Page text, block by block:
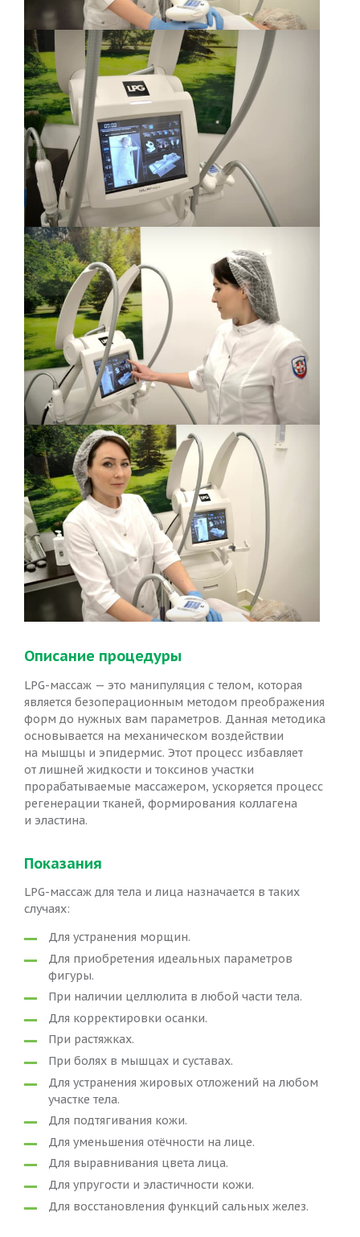
Описание процедуры
LPG-массаж — это манипуляция с телом, которая
является безоперационным методом преображения
форм до нужных вам параметров. Данная методика
основывается на механическом воздействии
на мышцы и эпидермис. Этот процесс избавляет
от лишней жидкости и токсинов участки
прорабатываемые массажером, ускоряется процесс
регенерации тканей, формирования коллагена
и эластина.
Показания
LPG-массаж для тела и лица назначается в таких
случаях:
Для устранения морщин.
Для приобретения идеальных параметров
фигуры.
При наличии целлюлита в любой части тела.
Для корректировки осанки.
При растяжках.
При болях в мышцах и суставах.
Для устранения жировых отложений на любом
участке тела.
Для подтягивания кожи.
Для уменьшения отёчности на лице.
Для выравнивания цвета лица.
Для упругости и эластичности кожи.
Для восстановления функций сальных желез.